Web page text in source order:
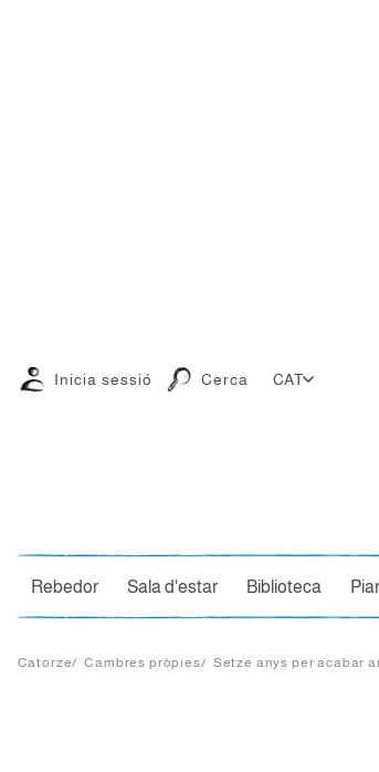
Inicia sessió Cerca CAT
Rebedor Sala d'estar Biblioteca
Catorze/ Cambres pròpies/ Setze anys per acabar